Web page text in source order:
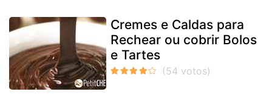
Cremes e Caldas para
Rechear ou cobrir Bolos
e Tartes